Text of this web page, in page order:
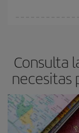
Consulta
necesitas